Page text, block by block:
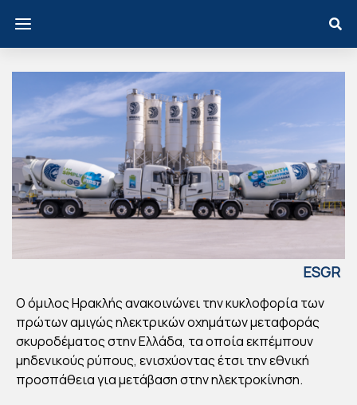
ESGR
ΗΡ
ΑΚ
ΛΗ
Ο όμιλος Ηρακλής ανακοινώνει την κυκλοφορία των
πρώτων αμιγώς ηλεκτρικών οχημάτων μεταφοράς
σκυροδέματος στην Ελλάδα, τα οποία εκπέμπουν
μηδενικούς ρύπους, ενισχύοντας έτσι την εθνική
προσπάθεια για μετάβαση στην ηλεκτροκίνηση.